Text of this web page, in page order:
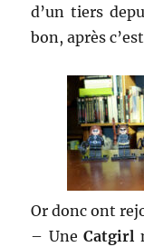
d’un tiers
bon, après
Or donc ont
– UneCatgirl